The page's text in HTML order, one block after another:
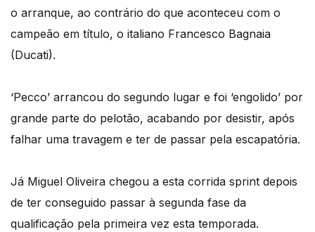
o arranque, ao contrário do que aconteceu com o
campeão em título, o italiano Francesco Bagnaia
(Ducati).
‘Pecco’ arrancou do segundo lugar e foi ‘engolido’ por
grande parte do pelotão, acabando por desistir, após
falhar uma travagem e ter de passar pela escapatória.
Já Miguel Oliveira chegou a esta corrida sprint depois
de ter conseguido passar à segunda fase da
qualificação pela primeira vez esta temporada.